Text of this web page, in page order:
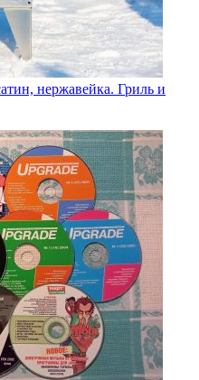
нержавейка. Гриль и